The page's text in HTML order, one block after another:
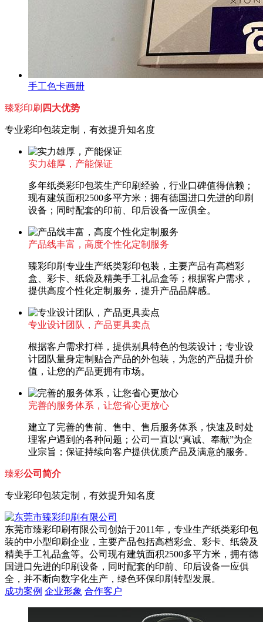
手工色卡画册
臻彩印刷 四大优势
专业彩印包装定制，有效提升知名度
实力雄厚，产能保证
多年纸类彩印包装生产印刷经验，行业口碑值得信赖；
现有建筑面积2500多平方米；拥有德国进口先进的印刷
设备；同时配套的印前、印后设备一应俱全。
产品线丰富，高度个性化定制服务
臻彩印刷专业生产纸类彩印包装，主要产品有高档彩
盒、彩卡、纸袋及精美手工礼品盒等；根据客户需求，
提供高度个性化定制服务，提升产品品牌感。
专业设计团队，产品更具卖点
根据客户需求打样，提供别具特色的包装设计；专业设
计团队量身定制贴合产品的外包装，为您的产品提升价
值，让您的产品更拥有市场。
完善的服务体系，让您省心更放心
建立了完善的售前、售中、售后服务体系，快速及时处
理客户遇到的各种问题；公司一直以“真诚、奉献”为企
业宗旨；保证持续向客户提供优质产品及满意的服务。
臻彩公司简介
专业彩印包装定制，有效提升知名度
东莞市臻彩印刷有限公司创始于2011年，专业生产纸类彩印包
装的中小型印刷企业，主要产品包括高档彩盒、彩卡、纸袋及
精美手工礼品盒等。公司现有建筑面积2500多平方米，拥有德
国进口先进的印刷设备，同时配套的印前、印后设备一应俱
全，并不断向数字化生产，绿色环保印刷转型发展。
成功案例 企业形象 合作客户